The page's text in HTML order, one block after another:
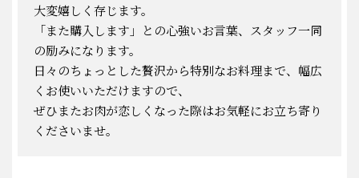
大変嬉しく存じます。
「また購入します」との心強いお言葉、スタッフ一同
の励みになります。
日々のちょっとした贅沢から特別なお料理まで、幅広
くお使いいただけますので、
ぜひまたお肉が恋しくなった際はお気軽にお立ち寄り
くださいませ。